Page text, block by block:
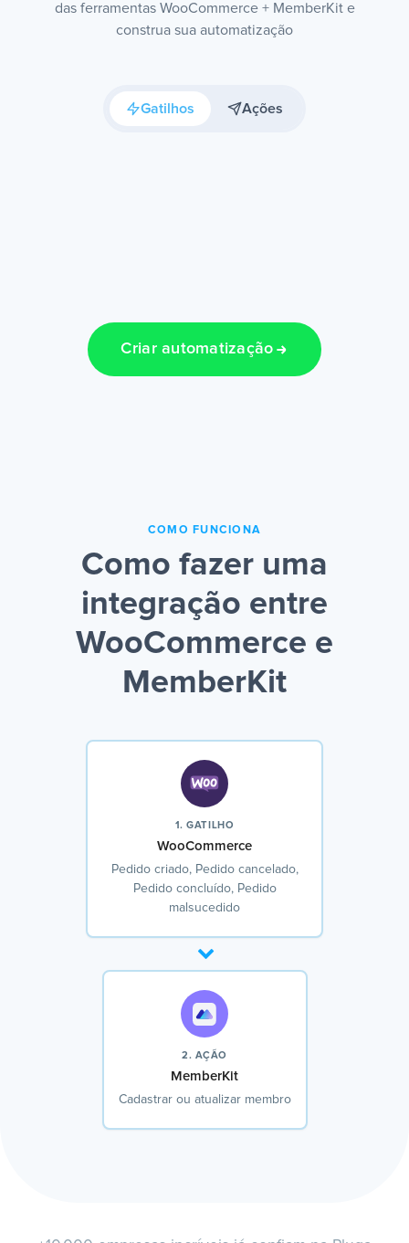
das ferramentas WooCommerce + MemberKit e
construa sua automatização
Gatilhos Ações
Criar automatização
COMO FUNCIONA
Como fazer uma
integração entre
WooCommerce e
MemberKit
1. GATILHO
WooCommerce
Pedido criado, Pedido cancelado,
Pedido concluído, Pedido
malsucedido
2. AÇÃO
MemberKit
Cadastrar ou atualizar membro